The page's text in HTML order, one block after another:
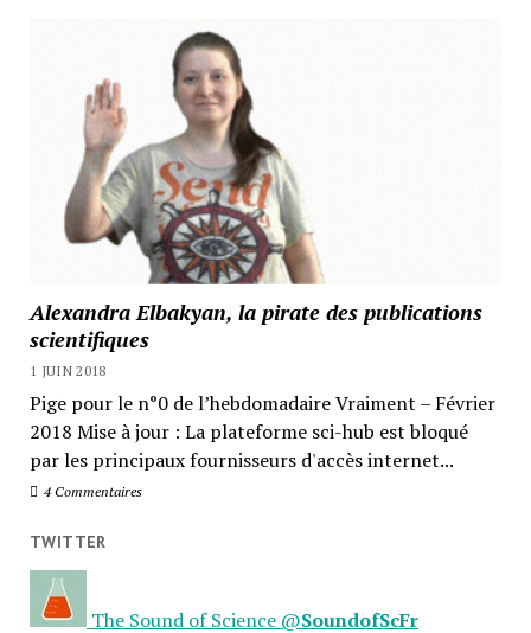
Alexandra Elbakyan, la pirate des publications
scientifiques
1 JUIN 2018
Pige pour le n°0 de l’hebdomadaire Vraiment – Février
2018 Mise à jour : La plateforme sci-hub est bloqué
par les principaux fournisseurs d'accès internet...
4 Commentaires
TWITTER
The Sound of Science @SoundofScFr